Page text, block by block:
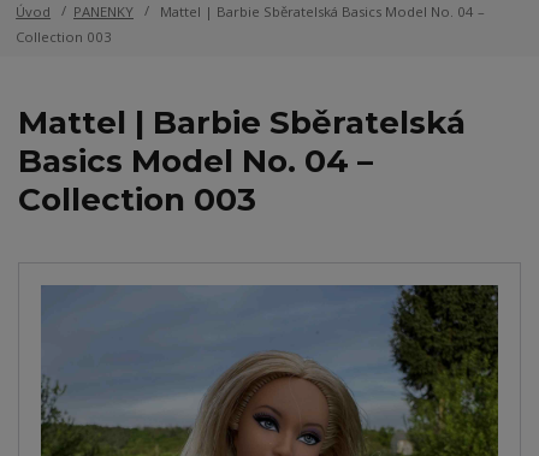
Úvod PANENKY
Mattel | Barbie Sběratelská Basics Model No. 04 –
Collection 003
Mattel | Barbie Sběratelská
Basics Model No. 04 –
Collection 003